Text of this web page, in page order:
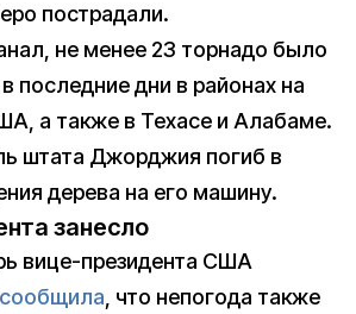
пострадали.
не менее 23 торнадо было
последние дни в районах на
а также в Техасе и Алабаме.
штата Джорджия погиб в
дерева на его машину.
занесло
вице-президента США
сообщила, что непогода также